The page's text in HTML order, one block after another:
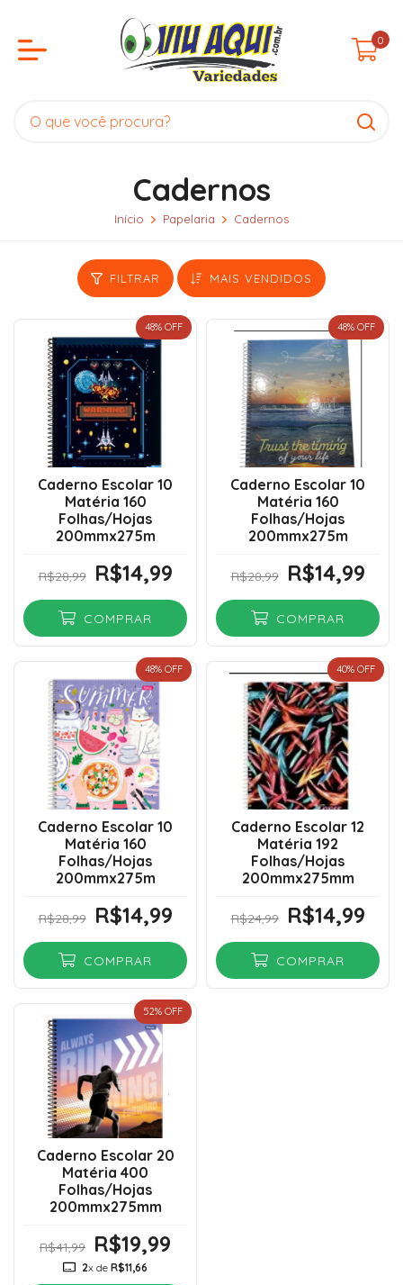
0
Cadernos
Início Papelaria Cadernos
FILTRAR MAIS VENDIDOS
48% OFF
Caderno Escolar 10
Matéria 160
Folhas/Hojas
200mmx275m
R$28,99 R$14,99
COMPRAR
48% OFF
Caderno Escolar 10
Matéria 160
Folhas/Hojas
200mmx275m
R$28,99 R$14,99
COMPRAR
48% OFF
Caderno Escolar 10
Matéria 160
Folhas/Hojas
200mmx275m
R$28,99 R$14,99
COMPRAR
40% OFF
Caderno Escolar 12
Matéria 192
Folhas/Hojas
200mmx275mm
R$24,99 R$14,99
COMPRAR
52% OFF
Caderno Escolar 20
Matéria 400
Folhas/Hojas
200mmx275mm
R$41,99 R$19,99
2x de R$11,66